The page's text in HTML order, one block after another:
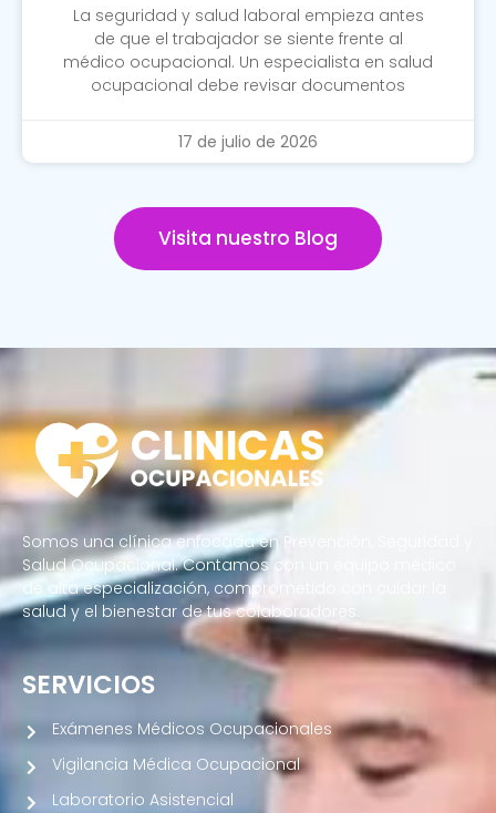
La seguridad y salud laboral empieza antes
de que el trabajador se siente frente al
médico ocupacional. Un especialista en salud
ocupacional debe revisar documentos
17 de julio de 2026
Visita nuestro Blog
Somos una clínica enfocada en Prevención, Seguridad y
Salud Ocupacional. Contamos con un equipo médico
de alta especialización, comprometido con cuidar la
salud y el bienestar de tus colaboradores.
SERVICIOS
Exámenes Médicos Ocupacionales
Vigilancia Médica Ocupacional
Laboratorio Asistencial